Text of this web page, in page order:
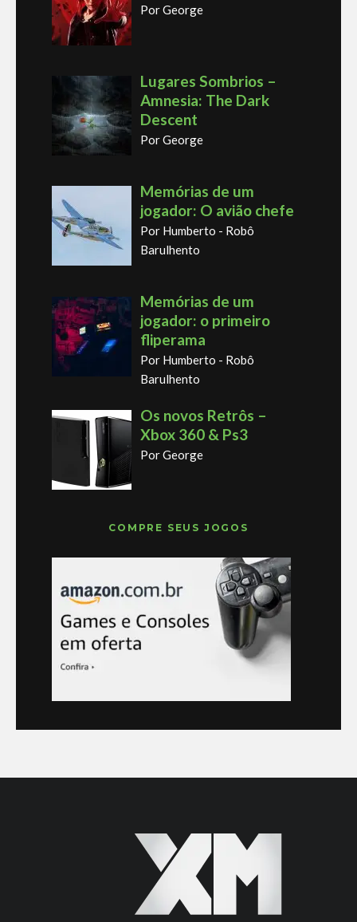
Por George
Lugares Sombrios –
Amnesia: The Dark
Descent
Por George
Memórias de um
jogador: O avião chefe
Por Humberto - Robô
Barulhento
Memórias de um
jogador: o primeiro
fliperama
Por Humberto - Robô
Barulhento
Os novos Retrôs –
Xbox 360 & Ps3
Por George
COMPRE SEUS JOGOS